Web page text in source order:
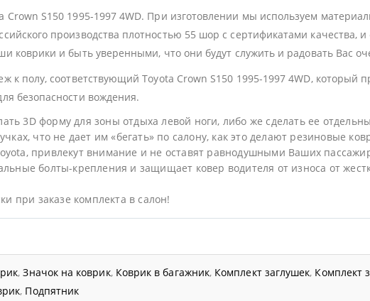
Crown S150 1995-1997 4WD. При изготовлении мы используем
производства плотностью 55 шор с сертификатами качества,
коврики и быть уверенными, что они будут служить и радовать Вас
к полу, соответствующий Toyota Crown S150 1995-1997 4WD, который
безопасности вождения.
3D форму для зоны отдыха левой ноги, либо же сделать ее
что не дает им «бегать» по салону, как это делают резиновые
привлекут внимание и не оставят равнодушными Ваших
болты-крепления и защищает ковер водителя от износа от
при заказе комплекта в салон!
,Значок на коврик, Коврик в багажник, Комплект заглушек, Комплект
, Подпятник